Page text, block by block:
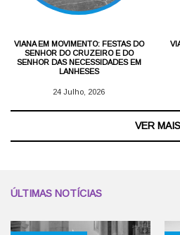
VIANA EM MOVIMENTO: FESTAS DO
SENHOR DO CRUZEIRO E DO
SENHOR DAS NECESSIDADES EM
LANHESES
24 Julho, 2026
VER MAIS
ÚLTIMAS NOTÍCIAS